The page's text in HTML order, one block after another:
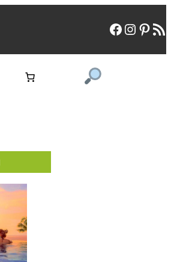
facebook